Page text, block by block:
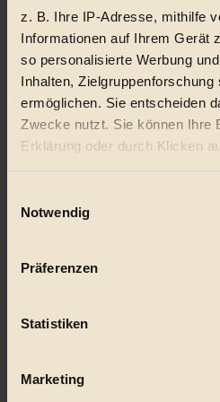
z. B. Ihre IP-Adresse, mithilfe
Informationen auf Ihrem Gerät
so personalisierte Werbung
Inhalten,
ermöglichen. Sie entscheiden
Zwecke nutzt. Sie können Ihre
Erklärung oder durch Klicken
oder widerrufen
Wenn Sie es erlauben, würden
Ihr Gerät durch aktives
Erfahren Sie mehr darüber,
Notwendig
Präferenzen
Statistiken
Marketing
Natur
kinderbuch
nachhaltig